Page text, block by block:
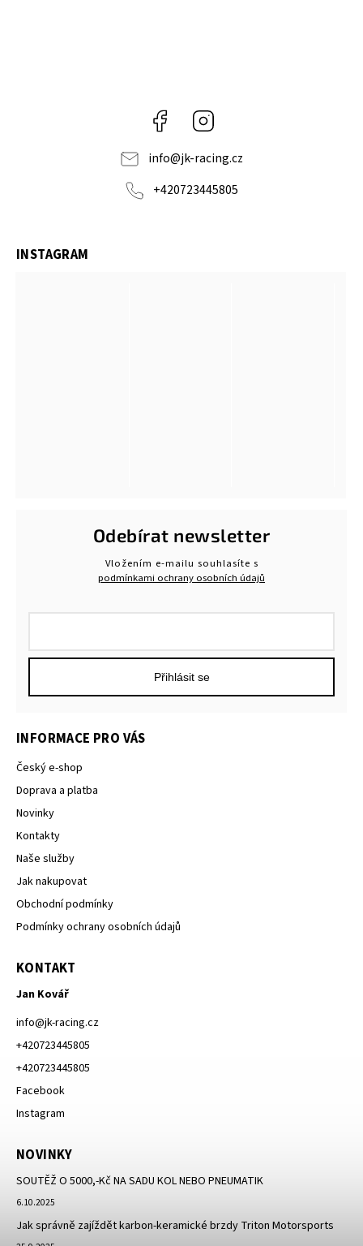
Facebook
info@jk-racing.cz
+420723445805
INSTAGRAM
INFORMACE PRO VÁS
Český e-shop
Doprava a platba
Novinky
Kontakty
Naše služby
Jak nakupovat
Obchodní podmínky
Podmínky ochrany osobních údajů
KONTAKT
Jan Kovář
info@jk-racing.cz
+420723445805
+420723445805
Facebook
Instagram
NOVINKY
SOUTĚŽ O 5000,-Kč NA SADU KOL NEBO PNEUMATIK
6.10.2025
Jak správně zajíždět karbon-keramické brzdy Triton Motorsports
Odebírat newsletter
Vložením e-mailu souhlasíte s
podmínkami ochrany osobních údajů
Přihlásit se